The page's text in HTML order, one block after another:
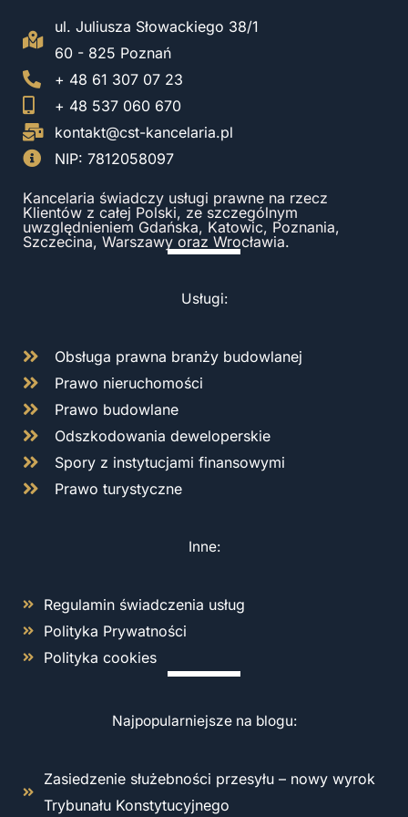
ul. Juliusza Słowackiego 38/1
60 - 825 Poznań
+ 48 61 307 07 23
+ 48 537 060 670
kontakt@cst-kancelaria.pl
NIP: 7812058097
Kancelaria świadczy usługi prawne na rzecz
Klientów z całej Polski, ze szczególnym
uwzględnieniem Gdańska, Katowic, Poznania,
Szczecina, Warszawy oraz Wrocławia.
Usługi:
Obsługa prawna branży budowlanej
Prawo nieruchomości
Prawo budowlane
Odszkodowania deweloperskie
Spory z instytucjami finansowymi
Prawo turystyczne
Inne:
Regulamin świadczenia usług
Polityka Prywatności
Polityka cookies
Najpopularniejsze na blogu:
Zasiedzenie służebności przesyłu – nowy wyrok
Trybunału Konstytucyjnego